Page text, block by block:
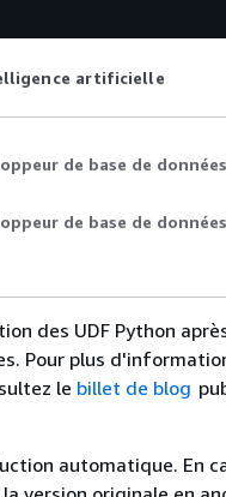
artificielle
de base de données
de base de données
des UDF Python
Pour plus
le billet de blog
automatique. En